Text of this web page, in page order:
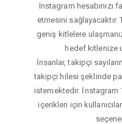
Instagram hesabınızı
etmesini sağlayacaktır.
geniş kitlelere
hedef kitlenize
İnsanlar, takipçi
takipçi hilesi şeklinde
istemektedir. İnstagram
içerikleri için